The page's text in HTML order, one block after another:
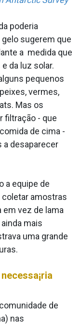
poderia
sugerem que
a medida que
da luz solar.
pequenos
vermes,
Mas os
filtração - que
de cima -
a desaparecer
a equipe de
coletar amostras
vez de lama
mais
uma grande
de
nas